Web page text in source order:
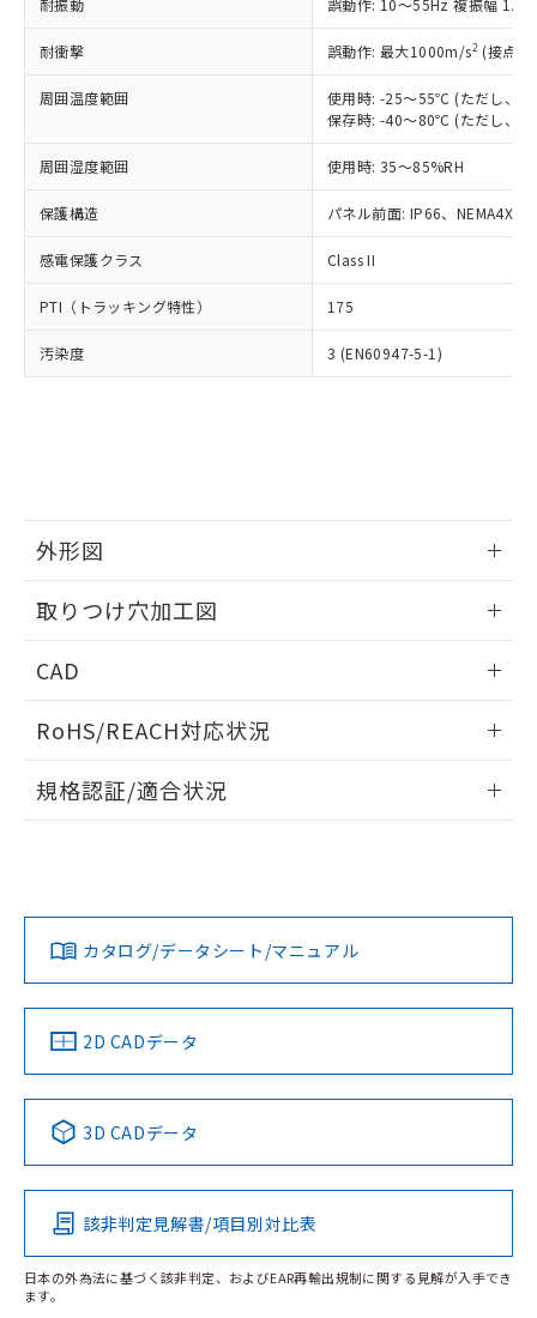
耐振動 誤動作: 10～55Hz 複振幅
耐衝撃 誤動作: 最大1000m/s2 (接点
周囲温度範囲
使用時: -25～55℃ (ただし、氷
保存時: -40～80℃ (ただし、氷
周囲湿度範囲 使用時: 35～85%RH
保護構造 パネル前面: IP66、NEMA4X,
感電保護クラス Class II
PTI（トラッキング特性） 175
汚染度 3 (EN60947-5-1)
外形図
取りつけ穴加工図
CAD
ドすることができます。
ログイン/会員登録
ダウンロードデータをご利用いただく前に、以下を必ずお読
みください。
ソフトウェアの使用条件
RoHS/REACH対応状況
EU RoHS 注意事項・凡例
対応済み
中国 RoHS 注意事項・凡例
Pb Hg Cd Cr(VI)
O
規格認証/適合状況
カタログ/データシート/マニュアル
2D CADデータ
3D CADデータ
該非判定見解書/項目別対比表
日本の外為法に基づく該非判定、およびEAR再輸出規制に関する見解が入手でき
ます。
正式な納期状況および標準価格はお客
様のお取引先、またはお客様担当のオ
ムロン制御機器販売店・当社販売員に
オムロン制御機器販売店や当社販売拠
販売ネットワーク
」をご確認
在庫状況および標準価格結果を当社の
事前の承諾なく第三者に漏洩または開
示しないようお願いします。
マイパーツ機能（部品リスト作成サー
ビス）をご利用いただくには、I-Web
メンバーズにご登録されている必要が
お客様が当ウェブサイト上で当社にご
指します。
但し、RoHS指令で産業用監視および制御機器に対する
適用除外項目は除く。
フタル酸エステル類の４物質については閾値を超える意
図的な使用がないことを確認しています。
部品在庫の切り替え状況などにより、予定
月が前後することがあります。
※3 非含有証明書ダウンロード
51物質の非含有証明書（当社基準）
※本証明書は発行日時点で非含有を証明す
るもので、過去に遡って非含有を証明する
ものではありません。
また、RoHS指令のフタル酸エステル類４
欄に対応日を記載しておりました。
既に当社にて対応品への在庫切替を完了
していることから、特段のことがない限
り、2022年1月12日より割愛しておりま
す。
DBP(フタル酸ジブチル) : 1000ppm、 DIBP(フタル酸ジ
イソブチル) : 1000ppm、 BBP(フタル酸ブチルベンジ
DEHP(フタル酸ビス(2-エチルヘキシル)) : 1000ppm
準値以下であることを示します。
「10」：通常の使用状況下において有害物
質が外部に漏えいし、環境に深刻な影響を
及ぼさない年数を意味します。
「－」：未確認です。当社販売部門へお問
全に破砕するなど、違法に輸出されな
いよう必要な手段を講じます。
当社は貴社製品を、核兵器、ミサイ
ル、化学兵器、生物兵器またはその他
武器並びにこれらの製造装置等に一切
当社は、貴社製品を第三者に販売する
場合は、上記1、2および3の内容を当
該第三者に通知します。また当社は、
販売先および販売に係わる関係者が違
法に輸出するおそれがある場合は、取
り引きをいたしません。
一定数には満たないが在庫あり
－
在庫なし(最新の在庫状況につ
いては、お客様のお取引先、ま
たはお客様担当のオムロン制御
機器販売店・当社販売員にご確
空
受注生産機種、また在庫状況の
情報を公開していない機種